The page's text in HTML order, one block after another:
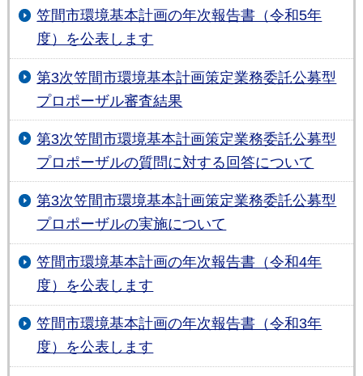
笠間市環境基本計画の年次報告書（令和5年
度）を公表します
第3次笠間市環境基本計画策定業務委託公募型
プロポーザル審査結果
第3次笠間市環境基本計画策定業務委託公募型
プロポーザルの質問に対する回答について
第3次笠間市環境基本計画策定業務委託公募型
プロポーザルの実施について
笠間市環境基本計画の年次報告書（令和4年
度）を公表します
笠間市環境基本計画の年次報告書（令和3年
度）を公表します